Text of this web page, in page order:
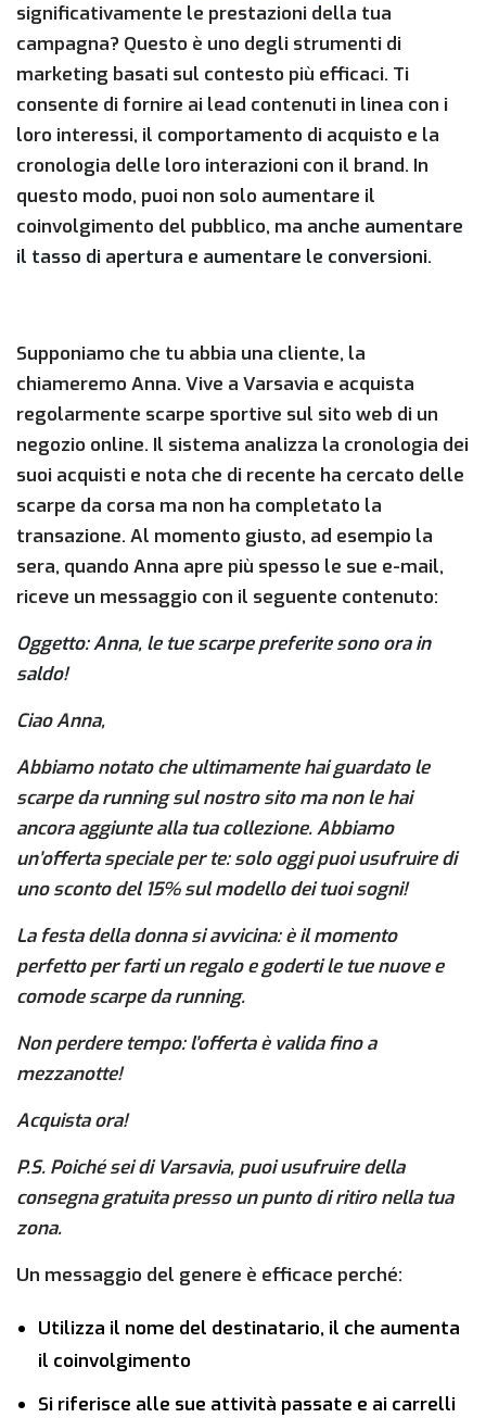
significativamente le prestazioni della tua
campagna? Questo è uno degli strumenti di
marketing basati sul contesto più efficaci. Ti
consente di fornire ai lead contenuti in linea con i
loro interessi, il comportamento di acquisto e la
cronologia delle loro interazioni con il brand. In
questo modo, puoi non solo aumentare il
coinvolgimento del pubblico, ma anche aumentare
il tasso di apertura e aumentare le conversioni.
Supponiamo che tu abbia una cliente, la
chiameremo Anna. Vive a Varsavia e acquista
regolarmente scarpe sportive sul sito web di un
negozio online. Il sistema analizza la cronologia dei
suoi acquisti e nota che di recente ha cercato delle
scarpe da corsa ma non ha completato la
transazione. Al momento giusto, ad esempio la
sera, quando Anna apre più spesso le sue e-mail,
riceve un messaggio con il seguente contenuto:
Oggetto: Anna, le tue scarpe preferite sono ora in
saldo!
Ciao Anna,
Abbiamo notato che ultimamente hai guardato le
scarpe da running sul nostro sito ma non le hai
ancora aggiunte alla tua collezione. Abbiamo
un’offerta speciale per te: solo oggi puoi usufruire di
uno sconto del 15% sul modello dei tuoi sogni!
La festa della donna si avvicina: è il momento
perfetto per farti un regalo e goderti le tue nuove e
comode scarpe da running.
Non perdere tempo: l’offerta è valida fino a
mezzanotte!
Acquista ora!
P.S. Poiché sei di Varsavia, puoi usufruire della
consegna gratuita presso un punto di ritiro nella tua
zona.
Un messaggio del genere è efficace perché:
Utilizza il nome del destinatario, il che aumenta
il coinvolgimento
Si riferisce alle sue attività passate e ai carrelli